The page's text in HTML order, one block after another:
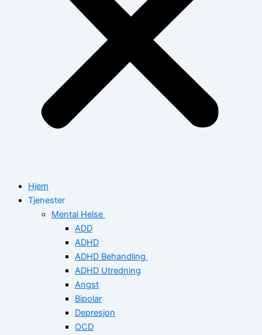
Hjem
Tjenester
Mental Helse
ADD
ADHD
ADHD Behandling
ADHD Utredning
Angst
Bipolar
Depresjon
OCD